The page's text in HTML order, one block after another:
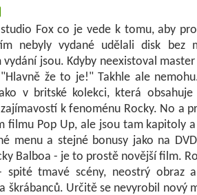
studio Fox co je vede k tomu, aby
nebyly vydané udělali disk bez
vydání jsou. Kdyby neexistoval
že to je!" Takhle ale
v britské kolekci, která
k fenoménu Rocky. No a
filmu Pop Up, ale jsou tam kapitoly
menu a stejné bonusy jako na
Balboa - je to prostě novější film.
spité tmavé scény, neostrý obraz
škrábanců. Určitě se nevyrobil nový